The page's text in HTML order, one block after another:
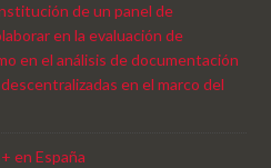
de un panel de
en la evaluación de
en el análisis de documentación
en el marco del
en España